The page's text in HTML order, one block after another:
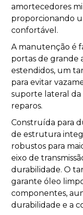
amortecedores
proporcionando
confortável.
A manutenção é
portas de grande
estendidos, um
para evitar
suporte lateral da
reparos.
Construída para
de estrutura
robustos para
eixo de
durabilidade. O
garante óleo
componentes,
durabilidade e a